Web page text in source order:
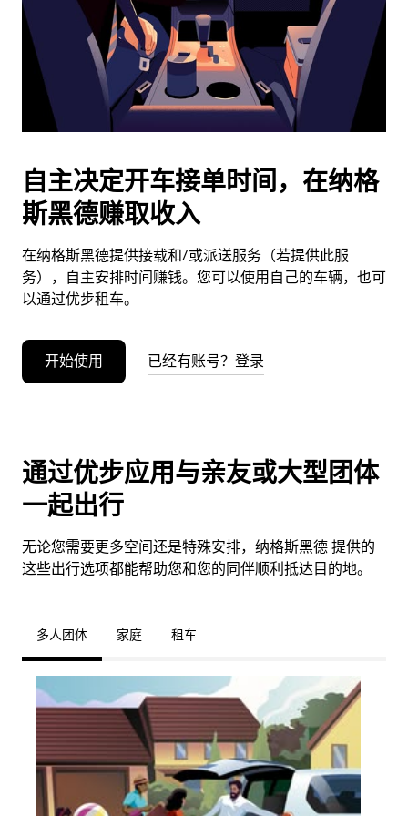
期。
按
退
闭
日
历。
自主决定开车接单时间，在纳格
斯黑德赚取收入
在纳格斯黑德提供接载和/或派送服务（若提供此服
务），自主安排时间赚钱。您可以使用自己的车辆，也可
以通过优步租车。
开始使用 已经有账号？登录
通过优步应用与亲友或大型团体
一起出行
无论您需要更多空间还是特殊安排，纳格斯黑德 提供的
这些出行选项都能帮助您和您的同伴顺利抵达目的地。
多人团体 家庭 租车